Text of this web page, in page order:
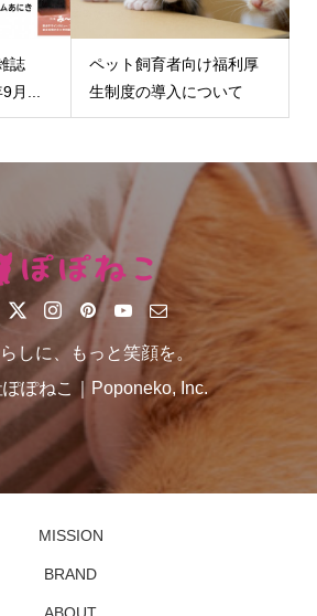
誌
月...
ペット飼育者向け福利厚
生制度の導入について
しに、もっと笑顔を。
ぽねこ｜Poponeko, Inc.
MISSION
BRAND